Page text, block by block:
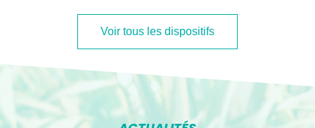
Voir tous les dispositifs